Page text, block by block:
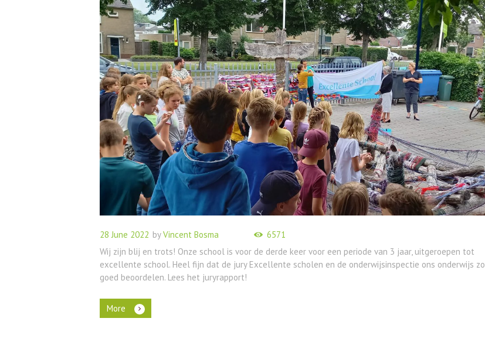
28 June 2022 byVincent Bosma
6571
Wij zijn blij en trots! Onze school is voor de derde keer voor een periode van 3 jaar, uitgeroepen tot
excellente school. Heel fijn dat de jury Excellente scholen en de onderwijsinspectie ons onderwijs zo
goed beoordelen. Lees het juryrapport!
More